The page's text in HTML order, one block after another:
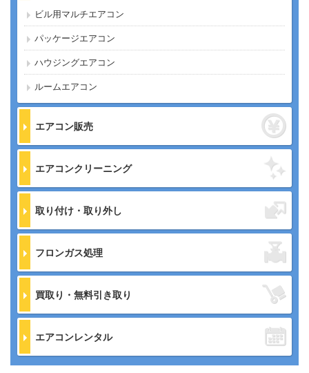
ビル用マルチエアコン
パッケージエアコン
ハウジングエアコン
ルームエアコン
エアコン販売
エアコンクリーニング
取り付け・取り外し
フロンガス処理
買取り・無料引き取り
エアコンレンタル